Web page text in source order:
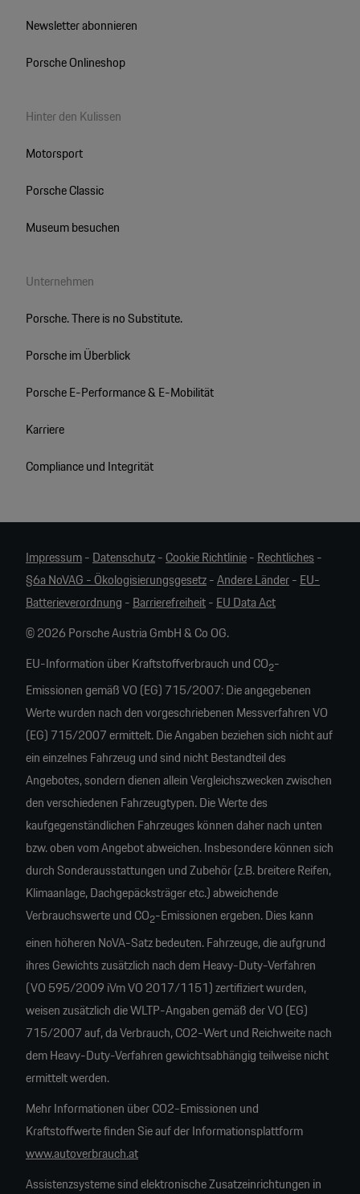
Newsletter abonnieren
Porsche Onlineshop
Hinter den Kulissen
Motorsport
Porsche Classic
Museum besuchen
Unternehmen
Porsche. There is no Substitute.
Porsche im Überblick
Porsche E-Performance & E-Mobilität
Karriere
Compliance und Integrität
Impressum-Datenschutz-Cookie Richtlinie-Rechtliches-
§6a NoVAG - Ökologisierungsgesetz-Andere Länder-EU-
Batterieverordnung -Barrierefreiheit-EU Data Act
© 2026 Porsche Austria GmbH & Co OG.
EU-Information über Kraftstoffverbrauch und CO2-
Emissionen gemäß VO (EG) 715/2007: Die angegebenen
Werte wurden nach den vorgeschriebenen Messverfahren VO
(EG) 715/2007 ermittelt. Die Angaben beziehen sich nicht auf
ein einzelnes Fahrzeug und sind nicht Bestandteil des
Angebotes, sondern dienen allein Vergleichszwecken zwischen
den verschiedenen Fahrzeugtypen. Die Werte des
kaufgegenständlichen Fahrzeuges können daher nach unten
bzw. oben vom Angebot abweichen. Insbesondere können sich
durch Sonderausstattungen und Zubehör (z.B. breitere Reifen,
Klimaanlage, Dachgepäcksträger etc.) abweichende
Verbrauchswerte und CO2-Emissionen ergeben. Dies kann
einen höheren NoVA-Satz bedeuten. Fahrzeuge, die aufgrund
ihres Gewichts zusätzlich nach dem Heavy-Duty-Verfahren
(VO 595/2009 iVm VO 2017/1151) zertifiziert wurden,
weisen zusätzlich die WLTP-Angaben gemäß der VO (EG)
715/2007 auf, da Verbrauch, CO2-Wert und Reichweite nach
dem Heavy-Duty-Verfahren gewichtsabhängig teilweise nicht
ermittelt werden.
Mehr Informationen über CO2-Emissionen und
Kraftstoffwerte finden Sie auf der Informationsplattform
www.autoverbrauch.at
Assistenzsysteme sind elektronische Zusatzeinrichtungen in